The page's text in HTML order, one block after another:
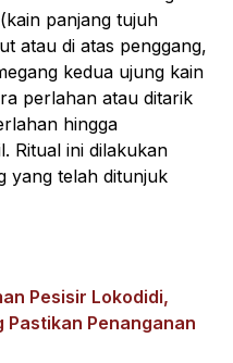
panjang tujuh
atau di atas penggang,
kedua ujung kain
perlahan atau ditarik
hingga
Ritual ini dilakukan
yang telah ditunjuk
Pesisir Lokodidi,
Pastikan Penanganan